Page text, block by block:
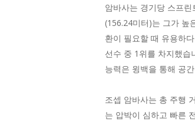
암바사는 경기당 스프
(156.24미터)는 그가 높
환이 필요할 때 유용하
선수 중 1위를 차지했습
능력은 윙백을 통해 공
조셉 암바사는 총 주행
는 압박이 심하고 빠른